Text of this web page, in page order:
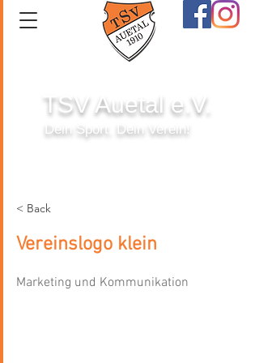
TSV Auetal e.V.
Dein Sport. Dein Verein!
< Back
Vereinslogo klein
Marketing und Kommunikation